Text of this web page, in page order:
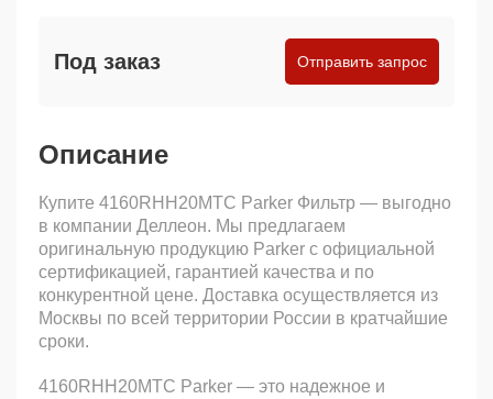
Под заказ Отправить запрос
Описание
Купите 4160RHH20MTC Parker Фильтр — выгодно
в компании Деллеон. Мы предлагаем
оригинальную продукцию Parker с официальной
сертификацией, гарантией качества и по
конкурентной цене. Доставка осуществляется из
Москвы по всей территории России в кратчайшие
сроки.
4160RHH20MTC Parker — это надежное и